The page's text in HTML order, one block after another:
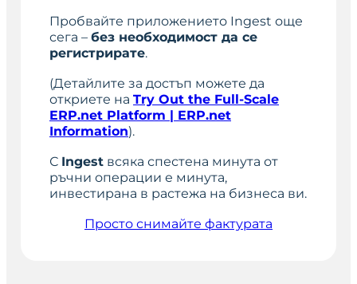
Пробвайте приложението Ingest още
сега – без необходимост да се
регистрирате.
(Детайлите за достъп можете да
откриете на Try Out the Full-Scale
ERP.net Platform | ERP.net
Information).
С Ingest всяка спестена минута от
ръчни операции е минута,
инвестирана в растежа на бизнеса ви.
Просто снимайте фактурата